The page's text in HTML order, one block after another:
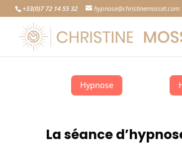
+33(0)7 72 14 55 32 hypnose@christinemosset.com
Hypnose
La séance